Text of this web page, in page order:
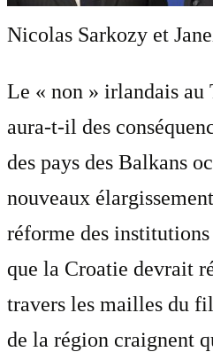
Nicolas Sarkozy et
Le « non » irlandais au
aura-t-il des
des pays des Balkans
nouveaux
réforme des
que la Croatie devrait
travers les mailles du
de la région craignent